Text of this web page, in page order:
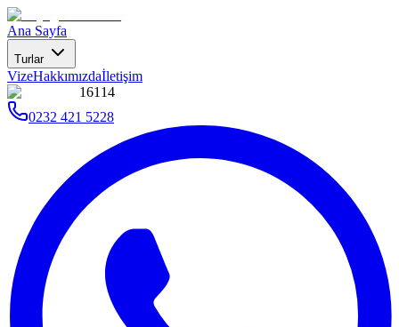
Ana Sayfa
Turlar
VizeHakkımızdaİletişim
16114
0232 421 5228